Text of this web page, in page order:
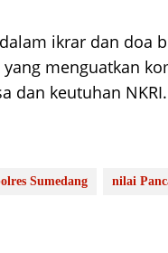
ikrar dan doa
menguatkan
dan keutuhan NKRI.
Sumedang nilai